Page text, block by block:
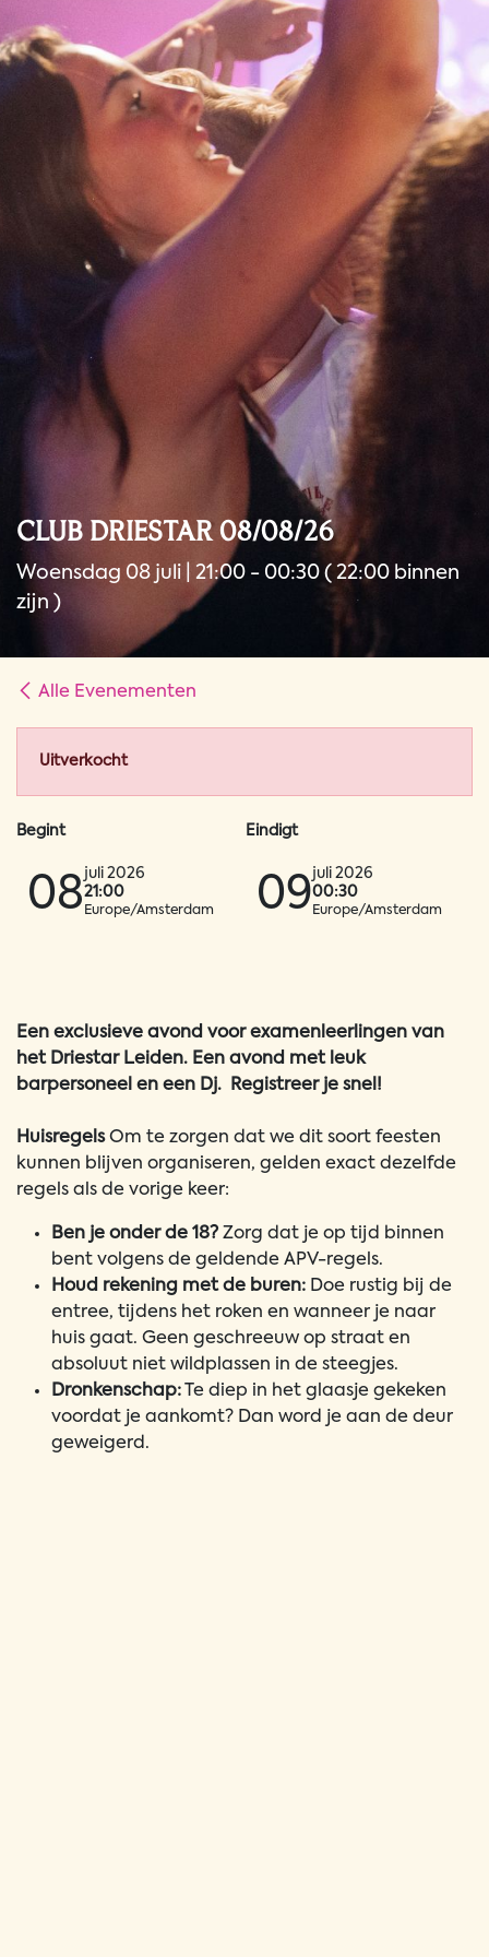
CLUB DRIESTAR 08/08/26
Woensdag 08 juli | 21:00 - 00:30 ( 22:00 binnen
zijn )
Alle Evenementen
Uitverkocht
Begint
08juli 2026
21:00
Europe/Amsterdam
Eindigt
09juli 2026
00:30
Europe/Amsterdam
Een exclusieve avond voor examenleerlingen van
het Driestar Leiden. Een avond met leuk
barpersoneel en een Dj. Registreer je snel!
HuisregelsOm te zorgen dat we dit soort feesten
kunnen blijven organiseren, gelden exact dezelfde
regels als de vorige keer:
Ben je onder de 18? Zorg dat je op tijd binnen
bent volgens de geldende APV-regels.
Houd rekening met de buren: Doe rustig bij de
entree, tijdens het roken en wanneer je naar
huis gaat. Geen geschreeuw op straat en
absoluut niet wildplassen in de steegjes.
Dronkenschap: Te diep in het glaasje gekeken
voordat je aankomt? Dan word je aan de deur
geweigerd.